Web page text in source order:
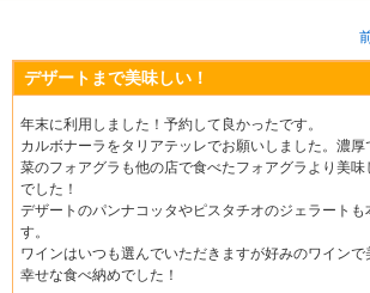
デザートまで美味しい！
年末に利用しました！予約して良かったです。
カルボナーラをタリアテッレでお願いしました。濃
菜のフォアグラも他の店で食べたフォアグラより美
でした！
デザートのパンナコッタやピスタチオのジェラート
す。
ワインはいつも選んでいただきますが好みのワインで
幸せな食べ納めでした！